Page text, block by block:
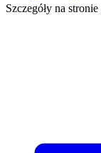
Szczegóły na stronie